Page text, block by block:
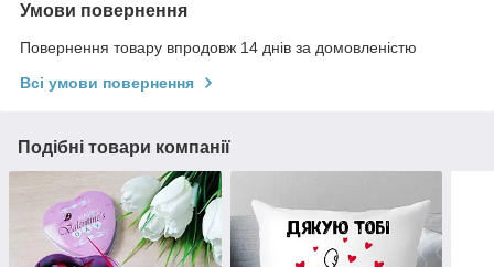
Умови повернення
Повернення товару впродовж 14 днів за домовленістю
Всі умови повернення
Подібні товари компанії